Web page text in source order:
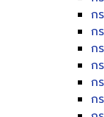
ก
ก
ก
ก
ก
ก